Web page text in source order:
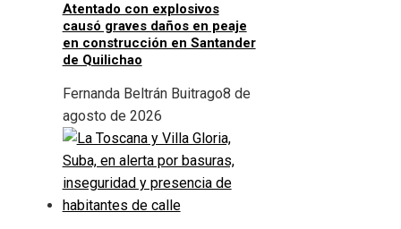
Atentado con explosivos
causó graves daños en peaje
en construcción en Santander
de Quilichao
Fernanda Beltrán Buitrago8 de
agosto de 2026